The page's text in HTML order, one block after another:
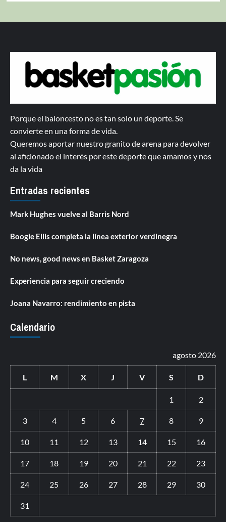
Porque el baloncesto no es tan solo un deporte. Se
convierte en una forma de vida.
Queremos aportar nuestro granito de arena para devolver
al aficionado el interés por este deporte que amamos y nos
da la vida
Entradas recientes
Mark Hughes vuelve al Barris Nord
Boogie Ellis completa la línea exterior verdinegra
No news, good news en Basket Zaragoza
Experiencia para seguir creciendo
Joana Navarro: rendimiento en pista
Calendario
agosto 2026
L M X J V S D
1 2
3 4 5 6 7 8 9
10 11 12 13 14 15 16
17 18 19 20 21 22 23
24 25 26 27 28 29 30
31